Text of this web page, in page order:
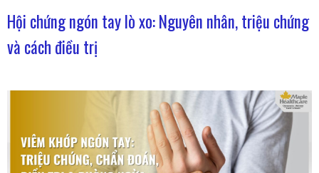
Hội chứng ngón tay lò xo: Nguyên nhân, triệu chứng
và cách điều trị